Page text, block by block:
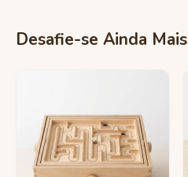
Desafie-se Ainda Mais